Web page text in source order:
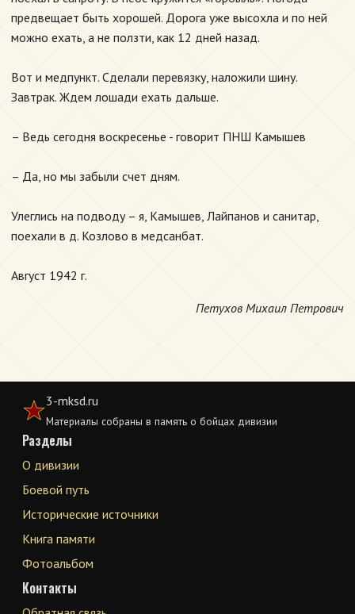
предвещает быть хорошей. Дорога уже высохла и по ней
можно ехать, а не ползти, как 12 дней назад.
Вот и медпункт. Сделали перевязку, наложили шину.
Завтрак. Ждем лошади ехать дальше.
– Ведь сегодня воскресенье - говорит ПНШ Камышев
– Да, но мы забыли счет дням.
Улеглись на подводу – я, Камышев, Лайпанов и санитар,
поехали в д. Козлово в медсанбат.
Август 1942 г.
Петухов Михаил Петрович
3-mksd.ru
Материалы собраны в память о бойцах дивизии
Разделы
О дивизии
Боевой путь
Исторические источники
Книга памяти
Фотоальбом
Контакты